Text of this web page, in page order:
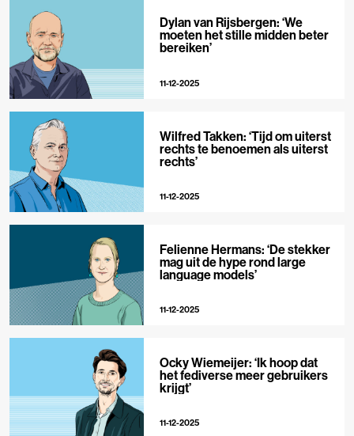
Dylan van Rijsbergen: ‘We
moeten het stille midden beter
bereiken’
11-12-2025
Wilfred Takken: ‘Tijd om uiterst
rechts te benoemen als uiterst
rechts’
11-12-2025
Felienne Hermans: ‘De stekker
mag uit de hype rond large
language models’
11-12-2025
Ocky Wiemeijer: ‘Ik hoop dat
het fediverse meer gebruikers
krijgt’
11-12-2025